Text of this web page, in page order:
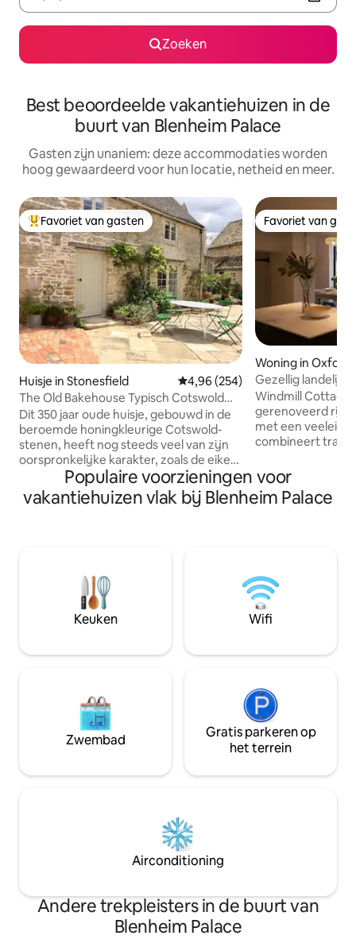
Zoeken
Best beoordeelde vakantiehuizen in de
buurt van Blenheim Palace
Gasten zijn unaniem: deze accommodaties worden
hoog gewaardeerd voor hun locatie, netheid en meer.
Topfavoriet van gasten
Favoriet van gasten
Huisje in Stonesfield Gemiddelde beoordeling van
4,96 (254)
The Old Bakehouse Typisch Cotswold
Cottage.
Dit 350 jaar oude huisje, gebouwd in de
beroemde honingkleurige Cotswold-
stenen, heeft nog steeds veel van zijn
oorspronkelijke karakter, zoals de eiken
balken, de plavuizenvloeren en de
originele gietijzeren ovendeuren uit de
tijd dat het een bakkerij was. Geniet van
historische landgoederen, Blenheim
Palace, Oxford, Bicester Village, Soho
Farmhouse, Estelle Manor, Daylesford,
Diddly Squat Farmshop en nog veel
Favoriet van
Favoriet van
Woning in
Gezellig landelijk
Woodstock
Windmill Cottage
gerenoveerd
met een
combineert
keuken die
Geschikt voor 8
badkamers en
geweldige
cafés, plus Soho
slechts 10-15
Populaire voorzieningen voor
vakantiehuizen vlak bij Blenheim Palace
Keuken Wifi
Zwembad
Gratis parkeren op
het terrein
Airconditioning
Andere trekpleisters in de buurt van
Blenheim Palace